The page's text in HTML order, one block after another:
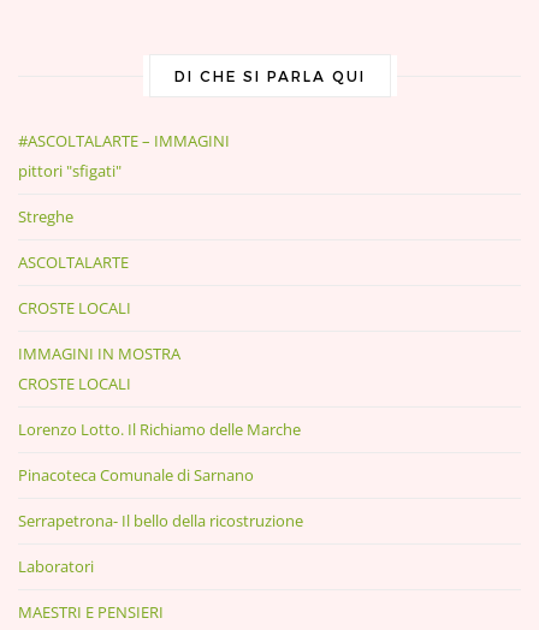
DI CHE SI PARLA QUI
#ASCOLTALARTE – IMMAGINI
pittori "sfigati"
Streghe
ASCOLTALARTE
CROSTE LOCALI
IMMAGINI IN MOSTRA
CROSTE LOCALI
Lorenzo Lotto. Il Richiamo delle Marche
Pinacoteca Comunale di Sarnano
Serrapetrona- Il bello della ricostruzione
Laboratori
MAESTRI E PENSIERI